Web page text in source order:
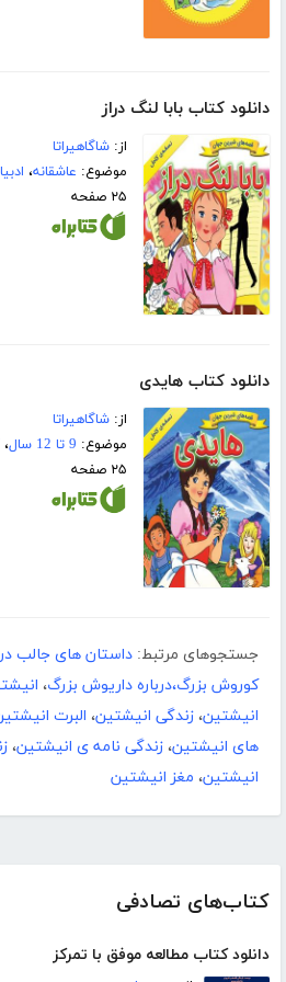
کتاب‌های تصادفی
دانلود کتاب مطالعه موفق با تمرکز
دانلود کتاب بابا لنگ دراز
از:شاگاهیراتا
موضوع: عاشقانه،
۲۵ صفحه
دانلود کتاب هایدی
از:شاگاهیراتا
موضوع: 9 تا 12 سال ،
۲۵ صفحه
جستجوهای مرتبط: داستان های جالب
کوروش بزرگ،درباره داریوش بزرگ،
انیشتین، زندگی انیشتین، البرت
های انیشتین، زندگی نامه ی انیشتین،
انیشتین، مغز انیشتین